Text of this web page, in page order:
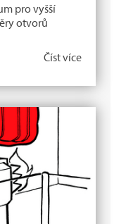
pro vyšší
otvorů
Číst více